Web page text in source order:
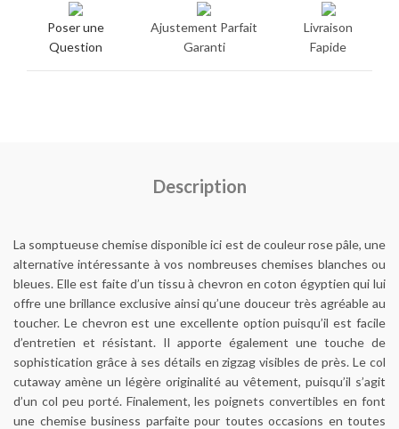
€90.00.
€75.00.
Poser une
Question
Ajustement Parfait
Garanti
Livraison
Fapide
Description
La somptueuse chemise disponible ici est de couleur rose pâle, une
alternative intéressante à vos nombreuses chemises blanches ou
bleues. Elle est faite d’un tissu à chevron en coton égyptien qui lui
offre une brillance exclusive ainsi qu’une douceur très agréable au
toucher. Le chevron est une excellente option puisqu’il est facile
d’entretien et résistant. Il apporte également une touche de
sophistication grâce à ses détails en zigzag visibles de près. Le col
cutaway amène un légère originalité au vêtement, puisqu’il s’agit
d’un col peu porté. Finalement, les poignets convertibles en font
une chemise business parfaite pour toutes occasions en toutes